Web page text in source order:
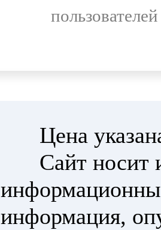
пользователей
Цена
Сайт носит
информация,